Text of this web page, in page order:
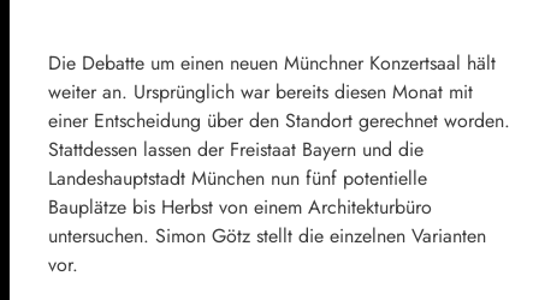
Die Debatte um einen neuen Münchner Konzertsaal hält
weiter an. Ursprünglich war bereits diesen Monat mit
einer Entscheidung über den Standort gerechnet worden.
Stattdessen lassen der Freistaat Bayern und die
Landeshauptstadt München nun fünf potentielle
Bauplätze bis Herbst von einem Architekturbüro
untersuchen. Simon Götz stellt die einzelnen Varianten
vor.